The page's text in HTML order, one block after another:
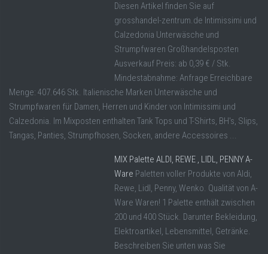
Diesen Artikel finden Sie auf
grosshandel-zentrum.de Intimissimi und
Calzedonia Unterwäsche und
Strumpfwaren Großhandelsposten
Ausverkauf Preis: ab 0,39 € / Stk.
Mindestabnahme: Anfrage Erreichbare
Menge: 407.646 Stk. Italienische Marken Unterwäsche und
Strumpfwaren für Damen, Herren und Kinder von Intimissimi und
Calzedonia. Im Mixposten enthalten Tank Tops und T-Shirts, BH's, Slips,
Tangas, Panties, Strumpfhosen, Socken, andere Accessoires ...
MIX Palette ALDI, REWE , LIDL, PENNY A-
Ware Paletten voller Produkte von Aldi,
Rewe, Lidl, Penny, Wenko. Qualität von A-
Ware Waren! 1 Palette enthält zwischen
200 und 400 Stück. Darunter Bekleidung,
Elektroartikel, Lebensmittel, Getränke.
Beschreiben Sie unten was Sie